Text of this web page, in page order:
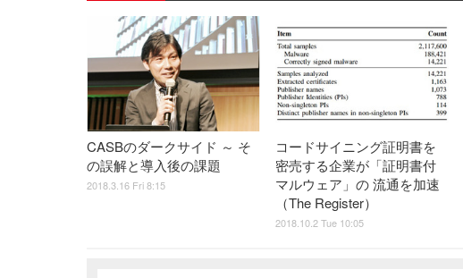
CASBのダークサイド ～ そ
の誤解と導入後の課題
2018.3.16 Fri 8:15
コードサイニング証明書を
密売する企業が「証明書付
マルウェア」の 流通を加速
（The Register）
2018.10.2 Tue 10:05